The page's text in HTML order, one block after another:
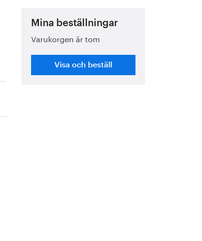
Mina beställningar
Varukorgen är tom
Visa och beställ